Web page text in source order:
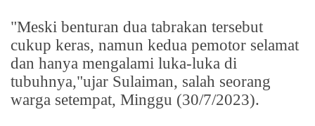
"Meski benturan dua tabrakan tersebut
cukup keras, namun kedua pemotor selamat
dan hanya mengalami luka-luka di
tubuhnya,"ujar Sulaiman, salah seorang
warga setempat, Minggu (30/7/2023).